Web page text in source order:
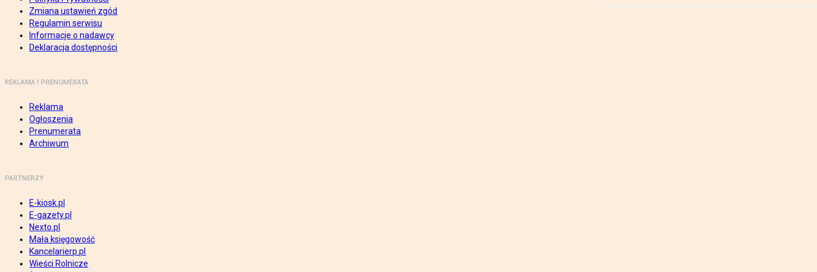
Zmiana ustawień zgód
Regulamin serwisu
Informacje o nadawcy
Deklaracja dostępności
REKLAMA I PRENUMERATA
Reklama
Ogłoszenia
Prenumerata
Archiwum
PARTNERZY
E-kiosk.pl
E-gazety.pl
Nexto.pl
Mała księgowość
Kancelarierp.pl
Wieści Rolnicze